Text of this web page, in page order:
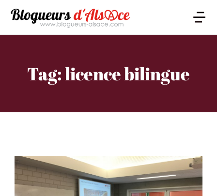
Tag: licence bilingue